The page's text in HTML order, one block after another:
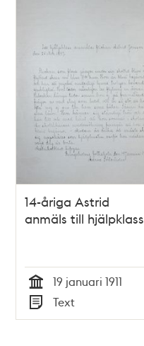
14-åriga Astrid
anmäls till hjälpklass
Tid
19 januari 1911
Typ
Text